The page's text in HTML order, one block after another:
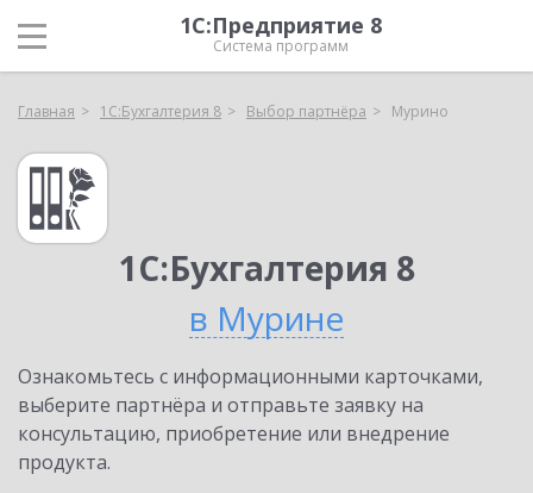
1С:Предприятие 8
Система программ
Главная 1С:Бухгалтерия 8 Выбор партнёра Мурино
1С:Бухгалтерия 8
в Мурине
Ознакомьтесь с информационными карточками,
выберите партнёра и отправьте заявку на
консультацию, приобретение или внедрение
продукта.